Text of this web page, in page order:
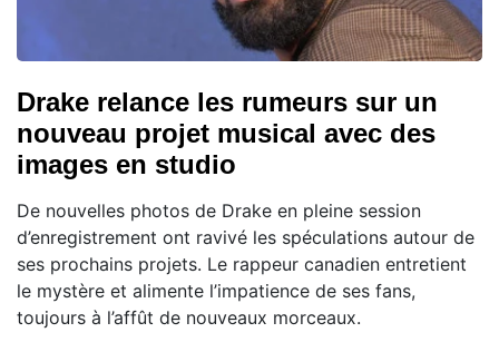
Drake relance les rumeurs sur un
nouveau projet musical avec des
images en studio
De nouvelles photos de Drake en pleine session
d’enregistrement ont ravivé les spéculations autour de
ses prochains projets. Le rappeur canadien entretient
le mystère et alimente l’impatience de ses fans,
toujours à l’affût de nouveaux morceaux.